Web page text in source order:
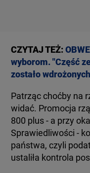
CZYTAJ TEŻ:
wyborom. "Część
zostało
Patrząc choćby na
widać. Promocja
800 plus - a przy
Sprawiedliwości -
państwa, czyli
ustaliła kontrola